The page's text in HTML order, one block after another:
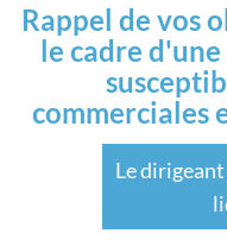
Rappel de vos
le cadre
commerciales
Le